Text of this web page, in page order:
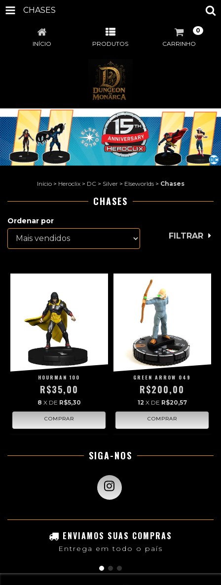
CHASES
INÍCIO PRODUTOS CARRINHO
0
Início > Heroclix > DC > Silver > Elseworlds > Chases
CHASES
Ordenar por
FILTRAR
HOURMAN 100
R$35,00
8 X DE R$5,30
GREEN ARROW 049
R$200,00
12 X DE R$20,57
SIGA-NOS
ENVIAMOS SUAS COMPRAS
Entrega em todo o país